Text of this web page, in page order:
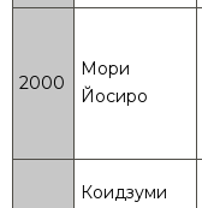
2000
Мори
Йосиро
Коидзуми